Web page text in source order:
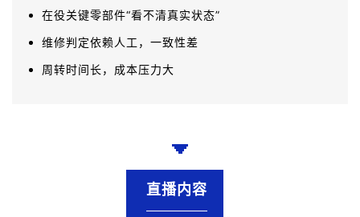
在役关键零部件“看不清真实状态”
维修判定依赖人工，一致性差
周转时间长，成本压力大
直播内容